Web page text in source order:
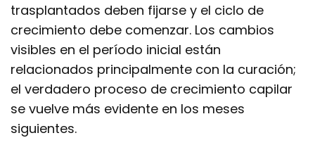
trasplantados deben fijarse y el ciclo de
crecimiento debe comenzar. Los cambios
visibles en el período inicial están
relacionados principalmente con la curación;
el verdadero proceso de crecimiento capilar
se vuelve más evidente en los meses
siguientes.